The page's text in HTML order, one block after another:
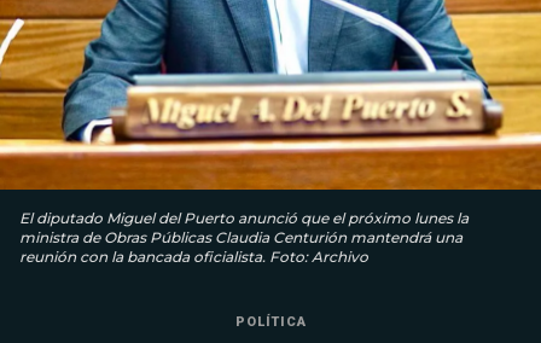
El diputado Miguel del Puerto anunció que el próximo lunes la
ministra de Obras Públicas Claudia Centurión mantendrá una
reunión con la bancada oficialista. Foto: Archivo
POLÍTICA